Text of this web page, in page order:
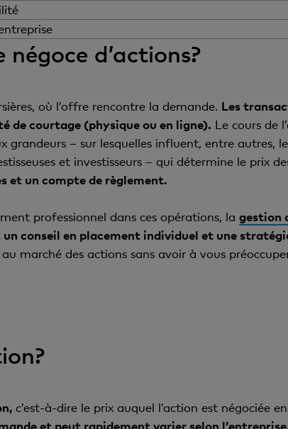
si, en tant qu’actionnaire, vous pouvez ou non
sur les dividendes.
ne comprennent généralement pas de droit de
des dividendes privilégiés ou plus
et investisseurs qui préfèrent des revenus
est leur facilité de transmission, qui a un effet
cas, les actionnaires sont inscrits au registre des
mais complique la transmission.
cette forme particulière nécessite l’approbation de
une influence en son sein.
selon la part qu’elles représentent au sein de
est utile pour la structure du capital social.
chaque action est associée à une valeur fixe
comme leur nom l’indique, elles n’ont pas de
de l’entreprise.
d’actions?
où l’offre rencontre la demande. Les
de courtage (physique ou en ligne). Le cours de
grandeurs – sur lesquelles influent, entre autres,
et investisseurs – qui détermine le prix
et un compte de règlement.
professionnel dans ces opérations, la gestion
un conseil en placement individuel et une
marché des actions sans avoir à vous
c’est-à-dire le prix auquel l’action est négociée
et peut rapidement varier selon